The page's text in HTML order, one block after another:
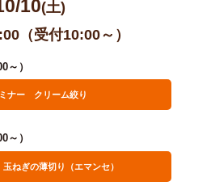
10(土)
（受付10:00～）
～）
ナー クリーム絞り
～）
ねぎの薄切り（エマンセ）